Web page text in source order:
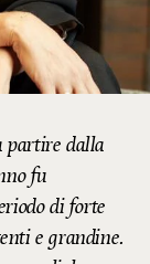
partire dalla
fu
di forte
e grandine.